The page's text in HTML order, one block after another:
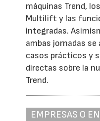
máquinas Trend,
Multilift y las
integradas.
ambas jornadas
casos prácticos y
directas sobre la
Trend.
EMPRESAS O